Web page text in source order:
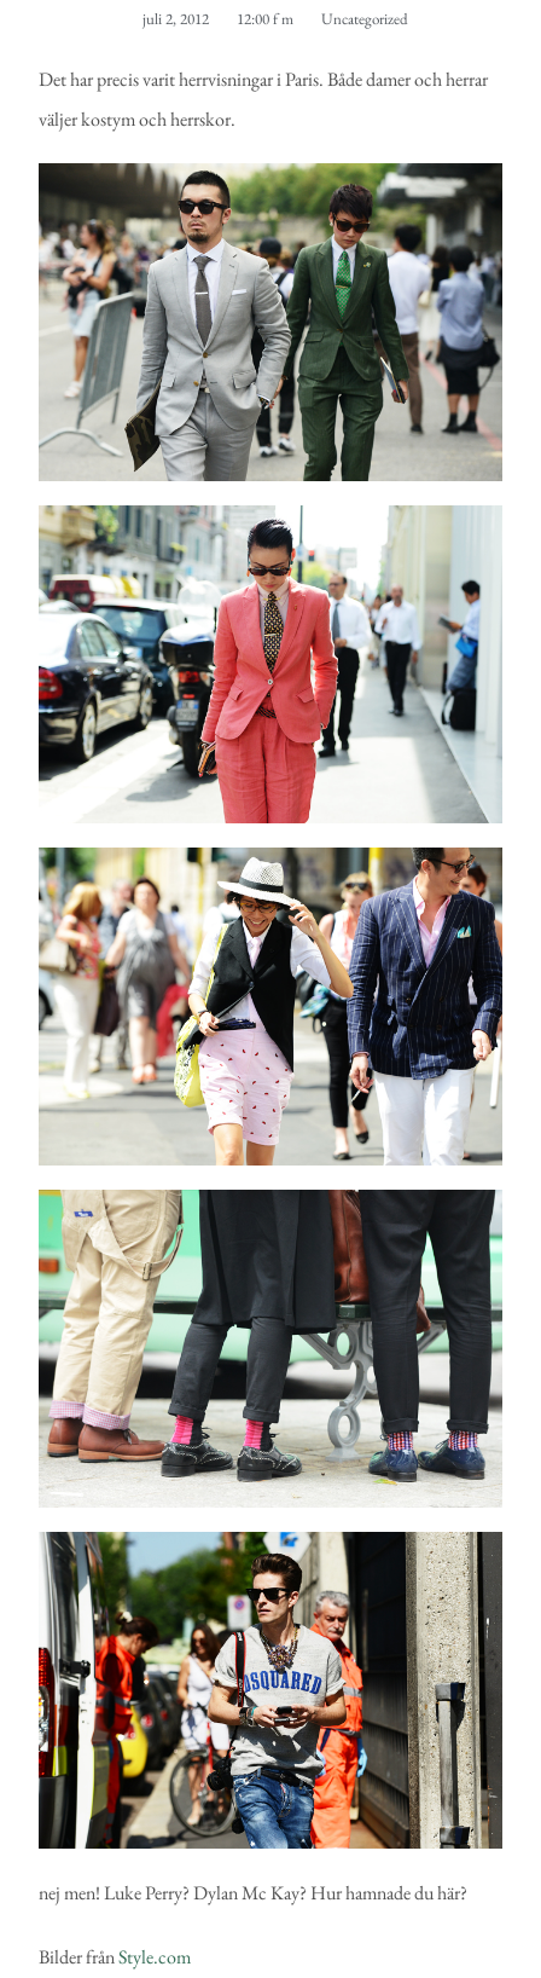
juli 2, 2012 12:00 f m Uncategorized
Det har precis varit herrvisningar i Paris. Både damer och herrar
väljer kostym och herrskor.
nej men! Luke Perry? Dylan Mc Kay? Hur hamnade du här?
Bilder frånStyle.com